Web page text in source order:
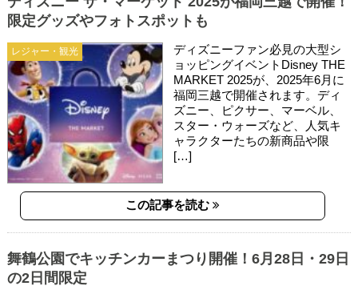
レジャー・観光
限定グッズやフォトスポットも
ディズニーファン必見の大型シ
ョッピングイベントDisney THE
MARKET 2025が、2025年6月に
福岡三越で開催されます。ディ
ズニー、ピクサー、マーベル、
スター・ウォーズなど、人気キ
ャラクターたちの新商品や限
[…]
この記事を読む
舞鶴公園でキッチンカーまつり開催！6月28日・29日
の2日間限定